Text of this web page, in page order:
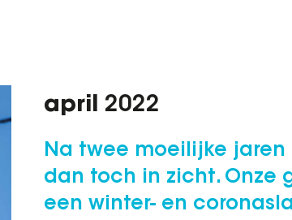
april 2022
Na twee moeilijke
dan toch in zicht. Onze
een winter- en